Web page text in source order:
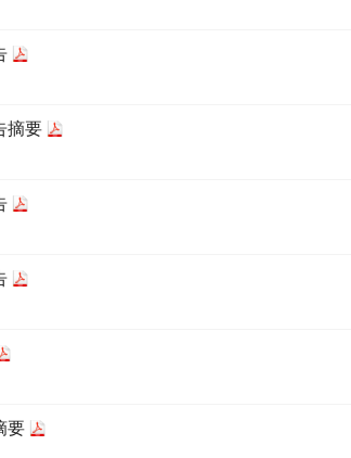
摘要
要